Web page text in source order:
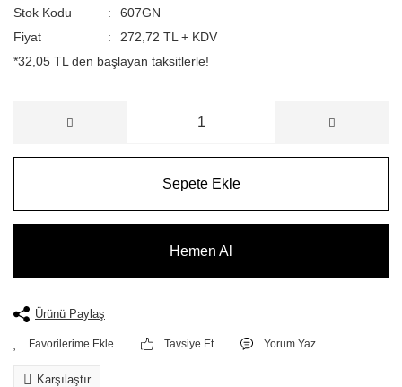
Stok Kodu
607GN
Fiyat
272,72 TL + KDV
*32,05 TL den başlayan taksitlerle!
Sepete Ekle
Hemen Al
Ürünü Paylaş
Tavsiye Et Yorum Yaz
Karşılaştır